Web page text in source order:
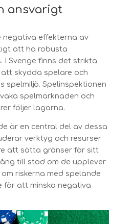
ansvarigt
negativa effekterna av
att ha robusta
I Sverige finns det strikta
skydda spelare och
spelmiljö. Spelinspektionen
spelmarknaden och
följer lagarna.
är en central del av dessa
verktyg och resurser
att sätta gränser för sitt
till stöd om de upplever
riskerna med spelande
för att minska negativa